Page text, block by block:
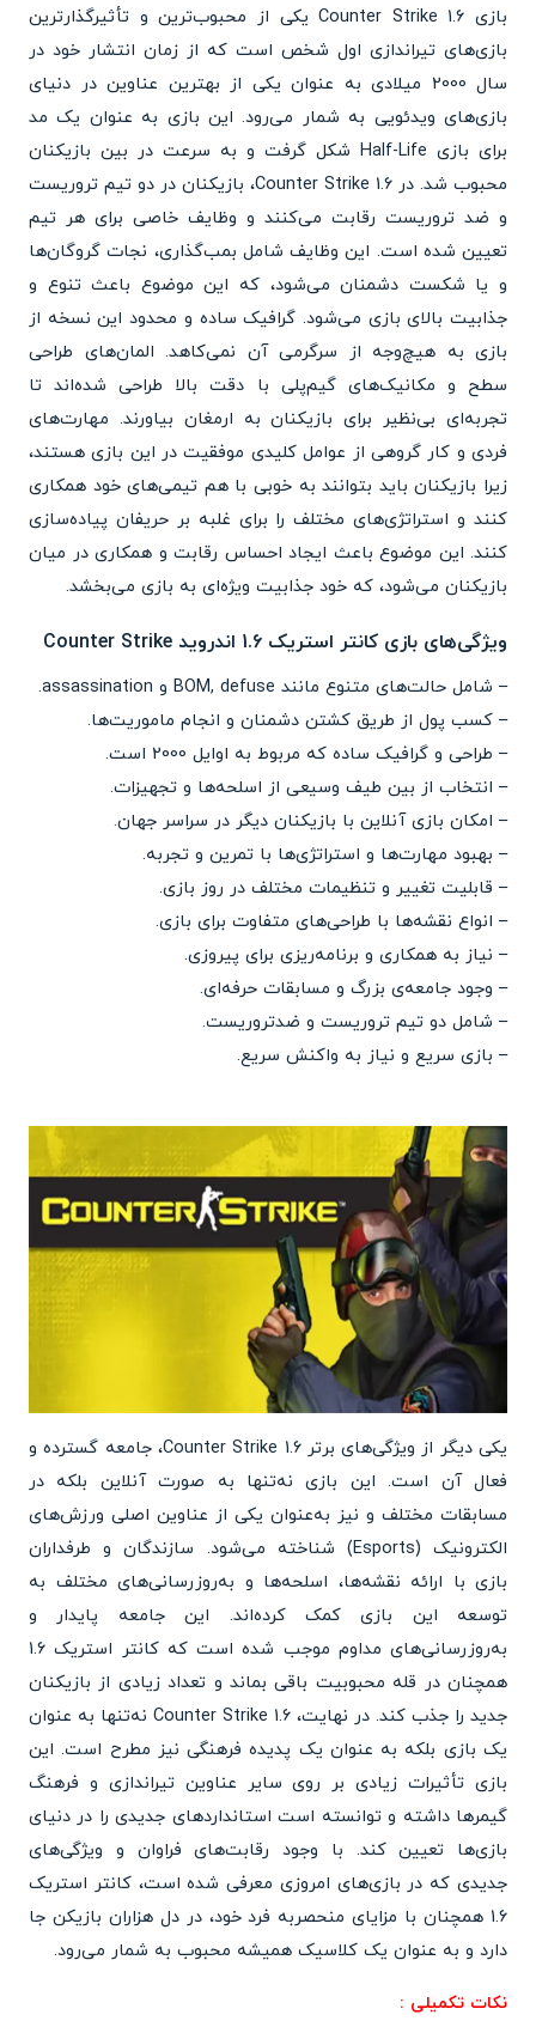
بازی Counter Strike 1.6 یکی از محبوب‌ترین و تأثیرگذارترین
بازی‌های تیراندازی اول شخص است که از زمان انتشار خود در
سال 2000 میلادی به عنوان یکی از بهترین عناوین در دنیای
بازی‌های ویدئویی به شمار می‌رود. این بازی به عنوان یک مد
برای بازی Half-Life شکل گرفت و به سرعت در بین بازیکنان
محبوب شد. در Counter Strike 1.6، بازیکنان در دو تیم تروریست
و ضد تروریست رقابت می‌کنند و وظایف خاصی برای هر تیم
تعیین شده است. این وظایف شامل بمب‌گذاری، نجات گروگان‌ها
و یا شکست دشمنان می‌شود، که این موضوع باعث تنوع و
جذابیت بالای بازی می‌شود. گرافیک ساده و محدود این نسخه از
بازی به هیچ‌وجه از سرگرمی آن نمی‌کاهد. المان‌های طراحی
سطح و مکانیک‌های گیم‌پلی با دقت بالا طراحی شده‌اند تا
تجربه‌ای بی‌نظیر برای بازیکنان به ارمغان بیاورند. مهارت‌های
فردی و کار گروهی از عوامل کلیدی موفقیت در این بازی هستند،
زیرا بازیکنان باید بتوانند به خوبی با هم تیمی‌های خود همکاری
کنند و استراتژی‌های مختلف را برای غلبه بر حریفان پیاده‌سازی
کنند. این موضوع باعث ایجاد احساس رقابت و همکاری در میان
بازیکنان می‌شود، که خود جذابیت ویژه‌ای به بازی می‌بخشد.
ویژگی‌های بازی کانتر استریک 1.6 اندروید Counter Strike
– شامل حالت‌های متنوع مانند BOM, defuse و assassination.
– کسب پول از طریق کشتن دشمنان و انجام ماموریت‌ها.
– طراحی و گرافیک ساده که مربوط به اوایل 2000 است.
– انتخاب از بین طیف وسیعی از اسلحه‌ها و تجهیزات.
– امکان بازی آنلاین با بازیکنان دیگر در سراسر جهان.
– بهبود مهارت‌ها و استراتژی‌ها با تمرین و تجربه.
– قابلیت تغییر و تنظیمات مختلف در روز بازی.
– انواع نقشه‌ها با طراحی‌های متفاوت برای بازی.
– نیاز به همکاری و برنامه‌ریزی برای پیروزی.
– وجود جامعه‌ی بزرگ و مسابقات حرفه‌ای.
– شامل دو تیم تروریست و ضدتروریست.
– بازی سریع و نیاز به واکنش‌ سریع.
یکی دیگر از ویژگی‌های برتر Counter Strike 1.6، جامعه گسترده و
فعال آن است. این بازی نه‌تنها به صورت آنلاین بلکه در
مسابقات مختلف و نیز به‌عنوان یکی از عناوین اصلی ورزش‌های
الکترونیک (Esports) شناخته می‌شود. سازندگان و طرفداران
بازی با ارائه نقشه‌ها، اسلحه‌ها و به‌روز‌رسانی‌های مختلف به
توسعه این بازی کمک کرده‌اند. این جامعه پایدار و
به‌روزرسانی‌های مداوم موجب شده است که کانتر استریک 1.6
همچنان در قله محبوبیت باقی بماند و تعداد زیادی از بازیکنان
جدید را جذب کند. در نهایت، Counter Strike 1.6 نه‌تنها به عنوان
یک بازی بلکه به عنوان یک پدیده فرهنگی نیز مطرح است. این
بازی تأثیرات زیادی بر روی سایر عناوین تیراندازی و فرهنگ
گیمرها داشته و توانسته است استانداردهای جدیدی را در دنیای
بازی‌ها تعیین کند. با وجود رقابت‌های فراوان و ویژگی‌های
جدیدی که در بازی‌های امروزی معرفی شده است، کانتر استریک
1.6 همچنان با مزایای منحصربه فرد خود، در دل هزاران بازیکن جا
دارد و به عنوان یک کلاسیک همیشه محبوب به شمار می‌رود.
نکات تکمیلی :